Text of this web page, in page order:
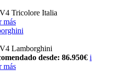
Tricolore Italia
más
Lamborghini
desde: 86.950€ i
más